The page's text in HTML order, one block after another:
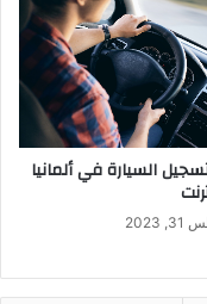
السيارة في ألمانيا